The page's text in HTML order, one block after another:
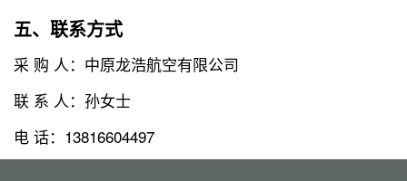
五、联系方式
采 购 人：中原龙浩航空有限公司
联 系 人：孙女士
电 话：13816604497